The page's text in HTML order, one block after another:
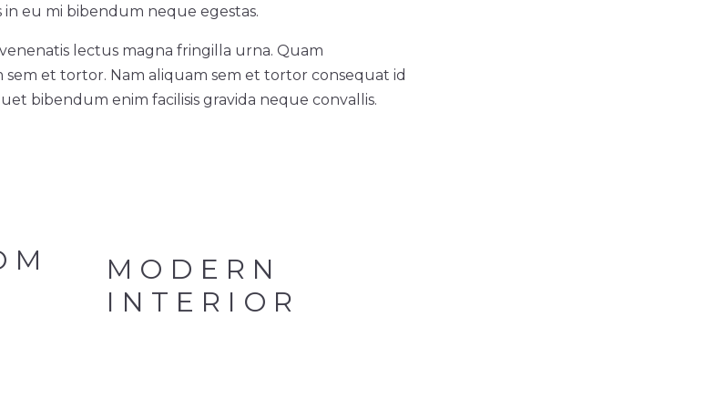
eu mi bibendum neque egestas.
lectus magna fringilla urna. Quam
et tortor. Nam aliquam sem et tortor consequat id
bibendum enim facilisis gravida neque convallis.
MODERN
INTERIOR